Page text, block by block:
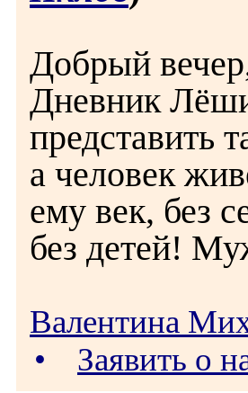
Добрый
Дневник Лёши
представить
а человек
ему век, без
без детей!
Валентина
•
Заявить о